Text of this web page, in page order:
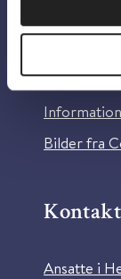
Om
Bilder fra
Kontakt
Ansatte i